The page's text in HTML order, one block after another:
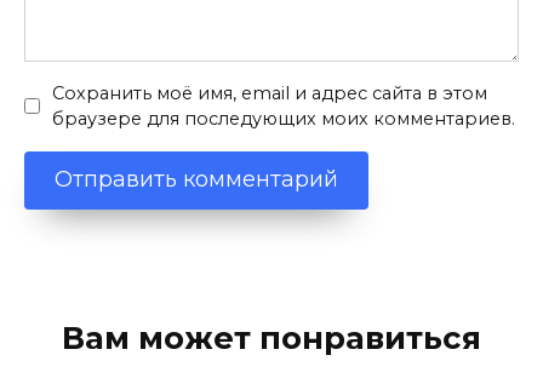
Сохранить моё имя, email и адрес сайта в этом
браузере для последующих моих комментариев.
Вам может понравиться